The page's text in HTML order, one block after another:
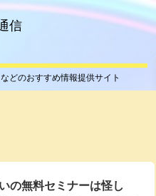
通信
どのおすすめ情報提供サイト
の無料セミナーは怪し